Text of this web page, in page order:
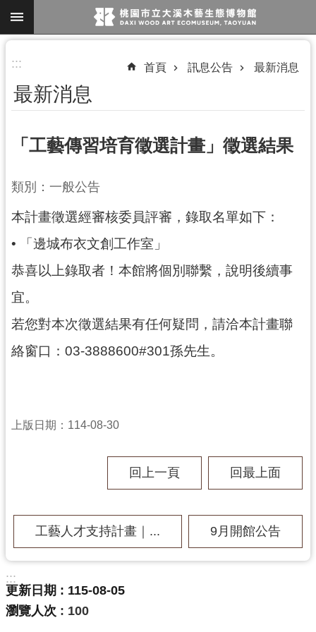
跳到主要內容區塊
搜
尋
參
資
展
覽
民
服
務
研
資
認
識
木
博
::: 首頁 訊息公告 最新消息
最新消息
「工藝傳習培育徵選計畫」徵選結果
類別：一般公告
本計畫徵選經審核委員評審，錄取名單如下：
• 「邊城布衣文創工作室」
恭喜以上錄取者！本館將個別聯繫，說明後續事
宜。
若您對本次徵選結果有任何疑問，請洽本計畫聯
絡窗口：03-3888600#301孫先生。
上版日期：114-08-30
回上一頁 回最上面
工藝人才支持計畫｜... 9月開館公告
:::
更新日期
115-08-05
瀏覽人次
100